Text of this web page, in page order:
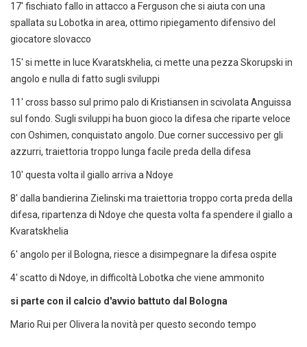
17' fischiato fallo in attacco a Ferguson che si aiuta con una
spallata su Lobotka in area, ottimo ripiegamento difensivo del
giocatore slovacco
15' si mette in luce Kvaratskhelia, ci mette una pezza Skorupski in
angolo e nulla di fatto sugli sviluppi
11' cross basso sul primo palo di Kristiansen in scivolata Anguissa
sul fondo. Sugli sviluppi ha buon gioco la difesa che riparte veloce
con Oshimen, conquistato angolo. Due corner successivo per gli
azzurri, traiettoria troppo lunga facile preda della difesa
10' questa volta il giallo arriva a Ndoye
8' dalla bandierina Zielinski ma traiettoria troppo corta preda della
difesa, ripartenza di Ndoye che questa volta fa spendere il giallo a
Kvaratskhelia
6' angolo per il Bologna, riesce a disimpegnare la difesa ospite
4' scatto di Ndoye, in difficoltà Lobotka che viene ammonito
si parte con il calcio d'avvio battuto dal Bologna
Mario Rui per Olivera la novità per questo secondo tempo